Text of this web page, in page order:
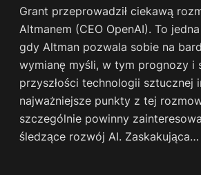
Grant przeprowadził ciekawą
Altmanem (CEO OpenAI). To
gdy Altman pozwala sobie na
wymianę myśli, w tym prognozy i
przyszłości technologii sztucznej
najważniejsze punkty z tej
szczególnie powinny
śledzące rozwój AI. Zaskakująca…